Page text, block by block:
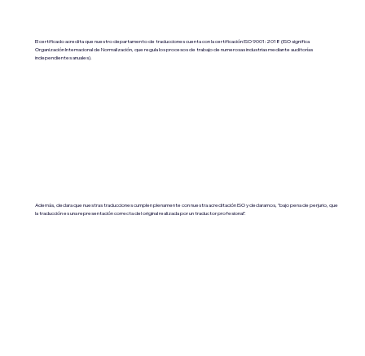
El certificado acredita que nuestro departamento de traducciones cuenta con la certificación ISO 9001:2018 (ISO significa
Organización Internacional de Normalización, que regula los procesos de trabajo de numerosas industrias mediante auditorías
independientes anuales).
Además, declara que nuestras traducciones cumplen plenamente con nuestra acreditación ISO y declaramos, "bajo pena de perjurio, que
la traducción es una representación correcta del original realizada por un traductor profesional".